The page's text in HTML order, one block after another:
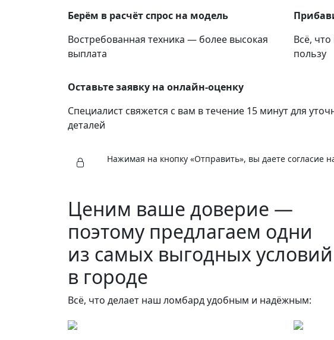
Берём в расчёт спрос на модель
Востребованная техника — более высокая
выплата
Всё,
пользу
Оставьте заявку на онлайн-оценку
Специалист свяжется с вам в течение 15 минут для
деталей
Нажимая на кнопку «Отправить», вы даете согласие
Ценим ваше доверие —
поэтому предлагаем одни
из самых выгодных условий
в городе
Всё, что делает наш ломбард удобным и надёжным: